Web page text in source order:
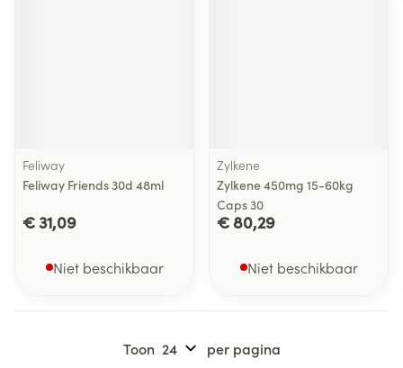
Feliway
Feliway Friends 30d 48ml
€ 31,09
Niet beschikbaar
Zylkene
Zylkene 450mg 15-60kg
Caps 30
€ 80,29
Niet beschikbaar
Toon per pagina